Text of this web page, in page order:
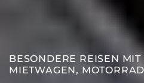
BESONDERE REISEN
MIETWAGEN,